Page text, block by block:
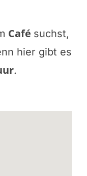
Café suchst,
hier gibt es
.